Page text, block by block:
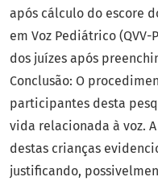
após cálculo do escore
em Voz Pediátrico
dos juízes após
Conclusão: O
participantes desta
vida relacionada à voz.
destas crianças
justificando,